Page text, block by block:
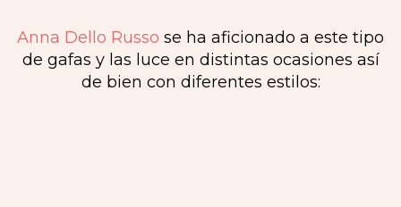
Anna Dello Russo se ha aficionado a este tipo
de gafas y las luce en distintas ocasiones así
de bien con diferentes estilos: